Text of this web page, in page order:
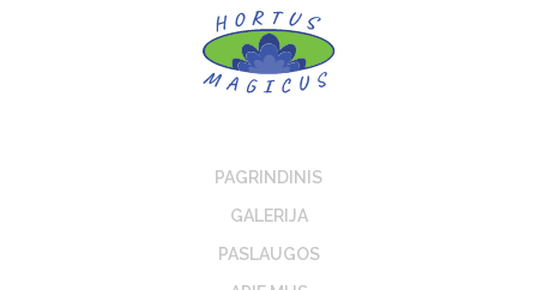
PAGRINDINIS
GALERIJA
PASLAUGOS